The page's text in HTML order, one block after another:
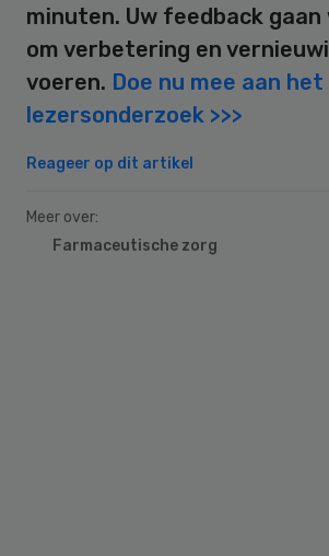
minuten. Uw feedback
om verbetering en
voeren. Doe nu mee aan het
lezersonderzoek >>>
Reageer op dit artikel
Meer over:
Farmaceutische zorg